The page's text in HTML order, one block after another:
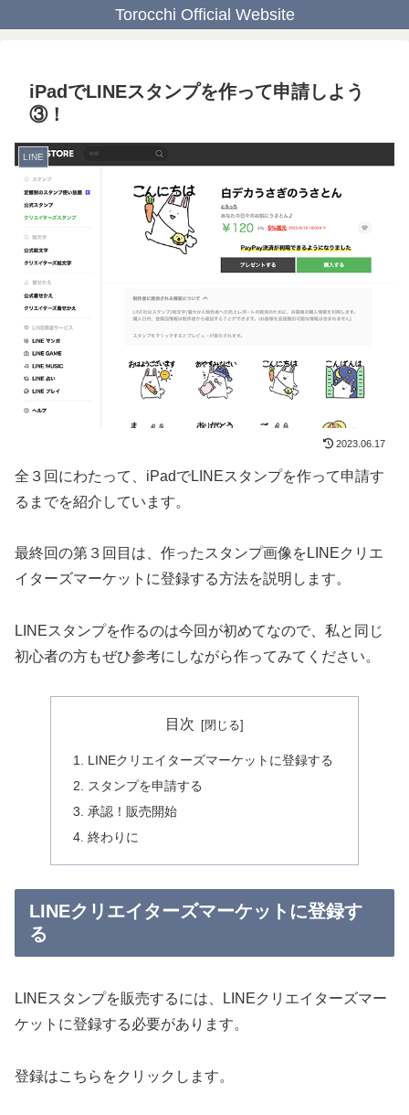
Torocchi Official Website
iPadでLINEスタンプを作って申請しよう
③！
LINE
2023.06.17
全３回にわたって、iPadでLINEスタンプを作って申請す
るまでを紹介しています。
最終回の第３回目は、作ったスタンプ画像をLINEクリエ
イターズマーケットに登録する方法を説明します。
LINEスタンプを作るのは今回が初めてなので、私と同じ
初心者の方もぜひ参考にしながら作ってみてください。
目次
LINEクリエイターズマーケットに登録する
スタンプを申請する
承認！販売開始
終わりに
LINEクリエイターズマーケットに登録す
る
LINEスタンプを販売するには、LINEクリエイターズマー
ケットに登録する必要があります。
登録はこちらをクリックします。